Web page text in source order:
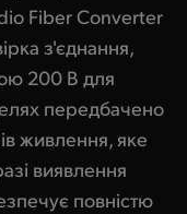
Fiber Converter
з'єднання,
200 В для
передбачено
живлення, яке
виявлення
повністю